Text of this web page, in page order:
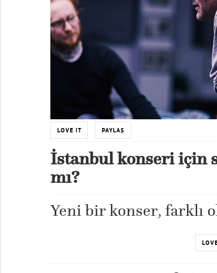
LOVE IT PAYLAŞ
İstanbul konseri için
mı?
Yeni bir konser, farklı